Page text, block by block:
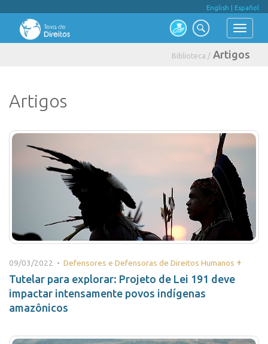
English Español
Biblioteca / Artigos
Artigos
09/03/2022 • Defensores e Defensoras de Direitos Humanos +
Tutelar para explorar: Projeto de Lei 191 deve
impactar intensamente povos indígenas
amazônicos